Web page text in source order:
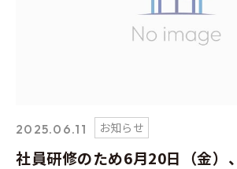
2025.06.11 お知らせ
社員研修のため6月20日（金）